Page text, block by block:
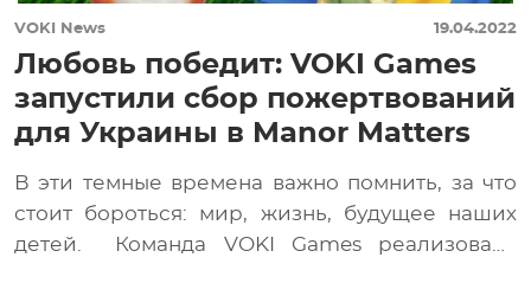
VOKI News 19.04.2022
Любовь победит: VOKI Games
запустили сбор пожертвований
для Украины в Manor Matters
В эти темные времена важно помнить, за что
стоит бороться: мир, жизнь, будущее наших
детей. Команда VOKI Games реализовала